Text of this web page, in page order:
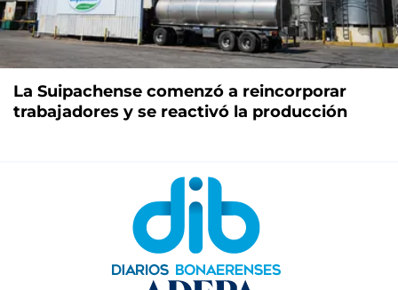
La Suipachense comenzó a reincorporar
trabajadores y se reactivó la producción